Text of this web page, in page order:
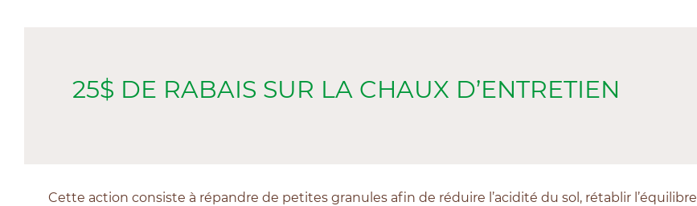
25$ DE RABAIS SUR LA CHAUX D’ENTRETIEN
Cette action consiste à répandre de petites granules afin de réduire l’acidité du sol, rétablir l’équilibre